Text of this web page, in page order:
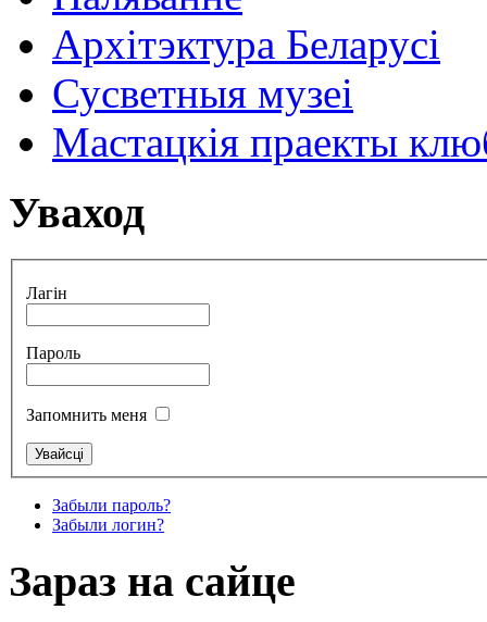
Архітэктура Беларусі
Сусветныя музеі
Мастацкія праекты
Уваход
Лагін
Пароль
Запомнить меня
Забыли пароль?
Забыли логин?
Зараз на сайце